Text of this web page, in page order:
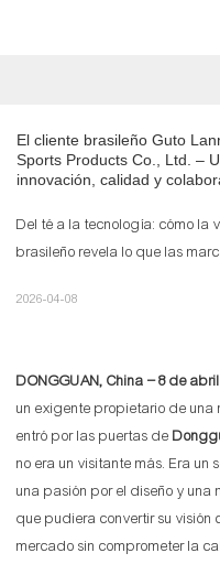
El cliente brasileño Guto
Sports Products Co., Ltd. –
innovación, calidad y
Del té a la tecnología: cómo la
brasileño revela lo que las
2026-04-08
DONGGUAN, China – 8 de
un exigente propietario de
entró por las puertas de
no era un visitante más. Era
una pasión por el diseño y una
que pudiera convertir su visión
mercado sin comprometer la